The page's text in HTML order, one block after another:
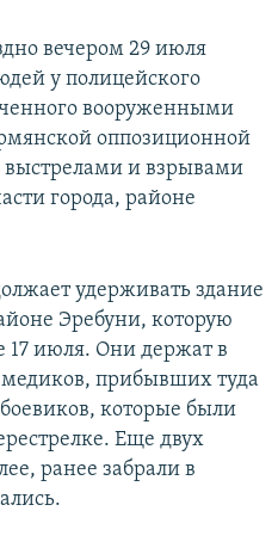
вечером 29 июля
у полицейского
вооруженными
оппозиционной
выстрелами и взрывами
города, районе
удерживать здание
Эребуни, которую
17 июля. Они держат в
прибывших туда
которые были
Еще двух
ранее забрали в